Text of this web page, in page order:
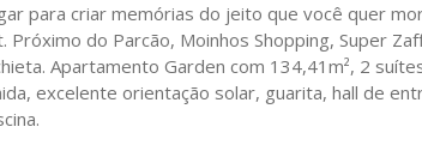
para criar memórias do jeito que você quer
do Parcão, Moinhos Shopping, Super
Apartamento Garden com 134,41m², 2
excelente orientação solar, guarita, hall de